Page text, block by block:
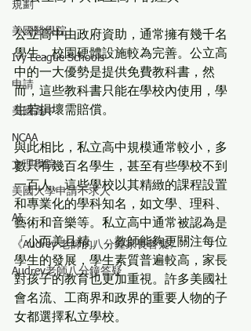
規劃
美國醫學院
Ivy League Schools
申請
美國高中
NCAA
文理學院
美國大學申請不求人
AI
《Audrey 老師的八分鐘家長答疑》
Audrey老師八分鐘答疑
公立高中由政府資助，通常擁有幾千名
學生，校園硬體設施較為完善。公立高
中的一大優勢是提供免費教科書，然
而，這些教科書只能在學校內使用，學
生若損壞需賠償。
與此相比，私立高中規模通常較小，多
數只有幾百名學生，甚至有些學校不到
一百人。這些學校以其精緻的課程設置
和專業化的學科知名，如文學、理科、
藝術和音樂等。私立高中通常被認為是
「小而美且精」，教師能夠更關注每位
學生的發展，學生素質普遍較高，家長
對孩子的教育也更加重視。許多美國社
會名流、工商界和政界的重要人物的子
女都選擇私立學校。